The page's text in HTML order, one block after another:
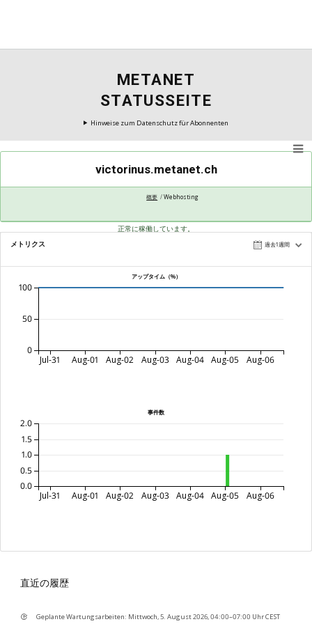
METANET
STATUSSEITE
Hinweise zum Datenschutz für Abonnenten
victorinus.metanet.ch
概要 Webhosting
正常に稼働しています。
メトリクス 過去1週間
アップタイム（%）
Jul-31 Aug-01 Aug-02 Aug-03 Aug-04 Aug-05 Aug-06
0
50
100
事件数
Jul-31 Aug-01 Aug-02 Aug-03 Aug-04 Aug-05 Aug-06
0.0
0.5
1.0
1.5
2.0
直近の履歴
Geplante Wartungsarbeiten: Mittwoch, 5. August 2026, 04:00–07:00 Uhr CEST